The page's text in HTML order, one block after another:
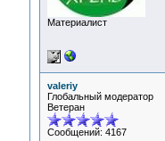
Материалист
valeriy
Глобальный модератор
Ветеран
Сообщений: 4167